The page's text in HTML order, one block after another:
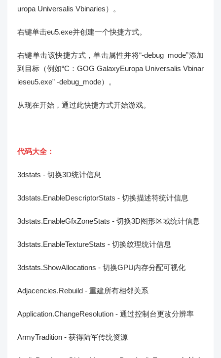
uropa Universalis Vbinaries）。
右键单击eu5.exe并创建一个快捷方式。
右键单击该快捷方式，单击属性并将“-debug_mode”添加
到目标（例如“C：GOG GalaxyEuropa Universalis Vbinar
ieseu5.exe” -debug_mode）。
从现在开始，通过此快捷方式开始游戏。
代码大全：
3dstats - 切换3D统计信息
3dstats.EnableDescriptorStats - 切换描述符统计信息
3dstats.EnableGfxZoneStats - 切换3D图形区域统计信息
3dstats.EnableTextureStats - 切换纹理统计信息
3dstats.ShowAllocations - 切换GPU内存分配可视化
Adjacencies.Rebuild - 重建所有相邻关系
Application.ChangeResolution - 通过控制台更改分辨率
ArmyTradition - 获得陆军传统资源